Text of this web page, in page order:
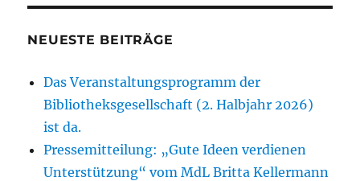
NEUESTE BEITRÄGE
Das Veranstaltungsprogramm der
Bibliotheksgesellschaft (2. Halbjahr 2026)
ist da.
Pressemitteilung: „Gute Ideen verdienen
Unterstützung“ vom MdL Britta Kellermann